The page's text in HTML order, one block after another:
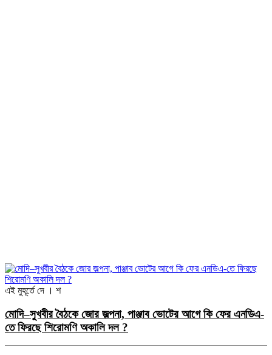
এই মুহূর্তে দে । শ
মোদি–সুখবীর বৈঠকে জোর জল্পনা, পাঞ্জাব ভোটের আগে কি ফের এনডিএ-
তে ফিরছে শিরোমণি অকালি দল ?